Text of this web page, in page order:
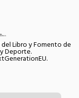
Libro y Fomento de
Deporte.